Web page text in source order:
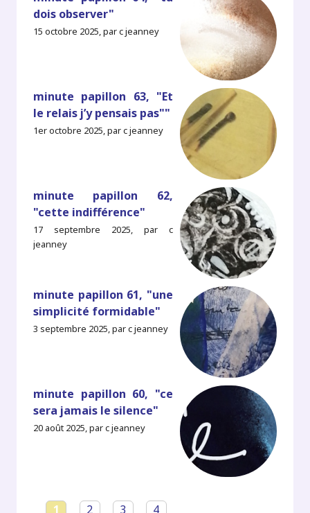
dois observer"
15 octobre 2025, par c jeanney
minute papillon 63, "Et
le relais j’y pensais pas""
1er octobre 2025, par c jeanney
minute papillon 62,
"cette indifférence"
17 septembre 2025, par c
jeanney
minute papillon 61, "une
simplicité formidable"
3 septembre 2025, par c jeanney
minute papillon 60, "ce
sera jamais le silence"
20 août 2025, par c jeanney
1 2 3 4